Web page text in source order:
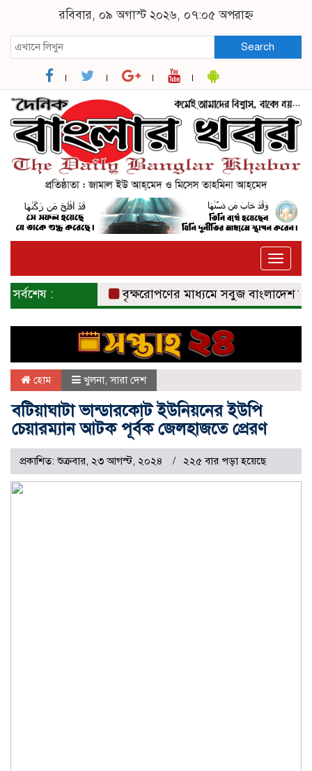
রবিবার, ০৯ অগাস্ট ২০২৬, ০৭:০৫ অপরাহ্ন
Search
Toggle
সর্বশেষ : বৃক্ষরোপণের মাধ্যমে সবুজ বাংলাদেশ
হোম খুলনা,সারা দেশ
বটিয়াঘাটা ভান্ডারকোট ইউনিয়নের ইউপি
চেয়ারম্যান আটক পূর্বক জেলহাজতে প্রেরণ
প্রকাশিত: শুক্রবার, ২৩ আগস্ট, ২০২৪ ২২৫ বার পড়া হয়েছে